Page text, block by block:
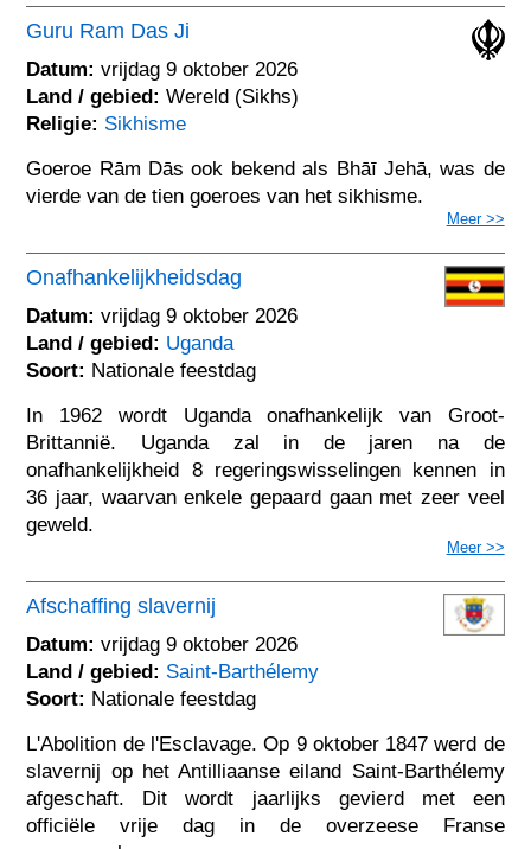
Guru Ram Das Ji
Datum: vrijdag 9 oktober 2026
Land / gebied: Wereld (Sikhs)
Religie: Sikhisme
Goeroe Rām Dās ook bekend als Bhāī Jehā, was de
vierde van de tien goeroes van het sikhisme.
Meer >>
Onafhankelijkheidsdag
Datum: vrijdag 9 oktober 2026
Land / gebied: Uganda
Soort: Nationale feestdag
In 1962 wordt Uganda onafhankelijk van Groot-
Brittannië. Uganda zal in de jaren na de
onafhankelijkheid 8 regeringswisselingen kennen in
36 jaar, waarvan enkele gepaard gaan met zeer veel
geweld.
Meer >>
Afschaffing slavernij
Datum: vrijdag 9 oktober 2026
Land / gebied: Saint-Barthélemy
Soort: Nationale feestdag
L'Abolition de l'Esclavage. Op 9 oktober 1847 werd de
slavernij op het Antilliaanse eiland Saint-Barthélemy
afgeschaft. Dit wordt jaarlijks gevierd met een
officiële vrije dag in de overzeese Franse